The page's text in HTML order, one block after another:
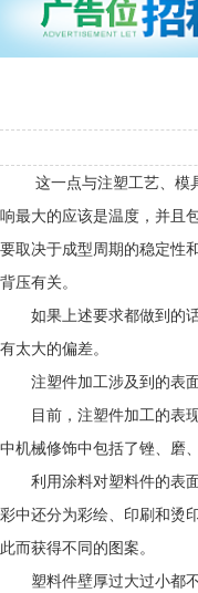
这一点与注塑工艺、模具
响最大的应该是温度，并且
要取决于成型周期的稳定性
背压有关。
如果上述要求都做到的话
有太大的偏差。
注塑件加工涉及到的表
目前，注塑件加工的表现
中机械修饰中包括了锉、磨
利用涂料对塑料件的表面
彩中还分为彩绘、印刷和烫
此而获得不同的图案。
塑料件壁厚过大过小都